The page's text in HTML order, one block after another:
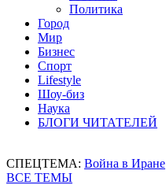
Политика
Город
Мир
Бизнес
Спорт
Lifestyle
Шоу-биз
Наука
БЛОГИ ЧИТАТЕЛЕЙ
СПЕЦТЕМА: Война в Иране
ВСЕ ТЕМЫ